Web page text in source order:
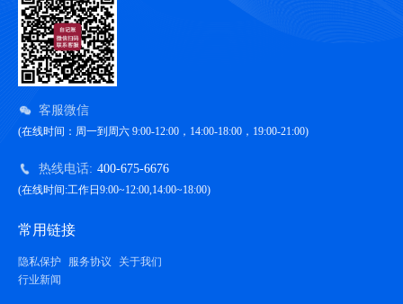
客服微信
(在线时间：周一到周六 9:00-12:00，14:00-18:00，19:00-21:00)
热线电话: 400-675-6676
(在线时间:工作日9:00~12:00,14:00~18:00)
常用链接
隐私保护 服务协议
关于我们
行业新闻